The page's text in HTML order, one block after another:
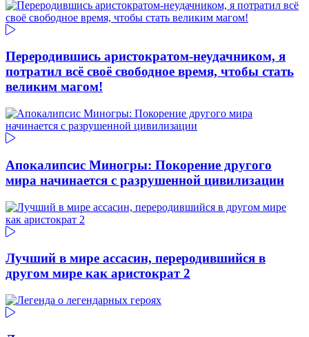
Переродившись аристократом-неудачником, я
потратил всё своё свободное время, чтобы стать
великим магом!
Апокалипсис Миногры: Покорение другого
мира начинается с разрушенной цивилизации
Лучший в мире ассасин, переродившийся в
другом мире как аристократ 2